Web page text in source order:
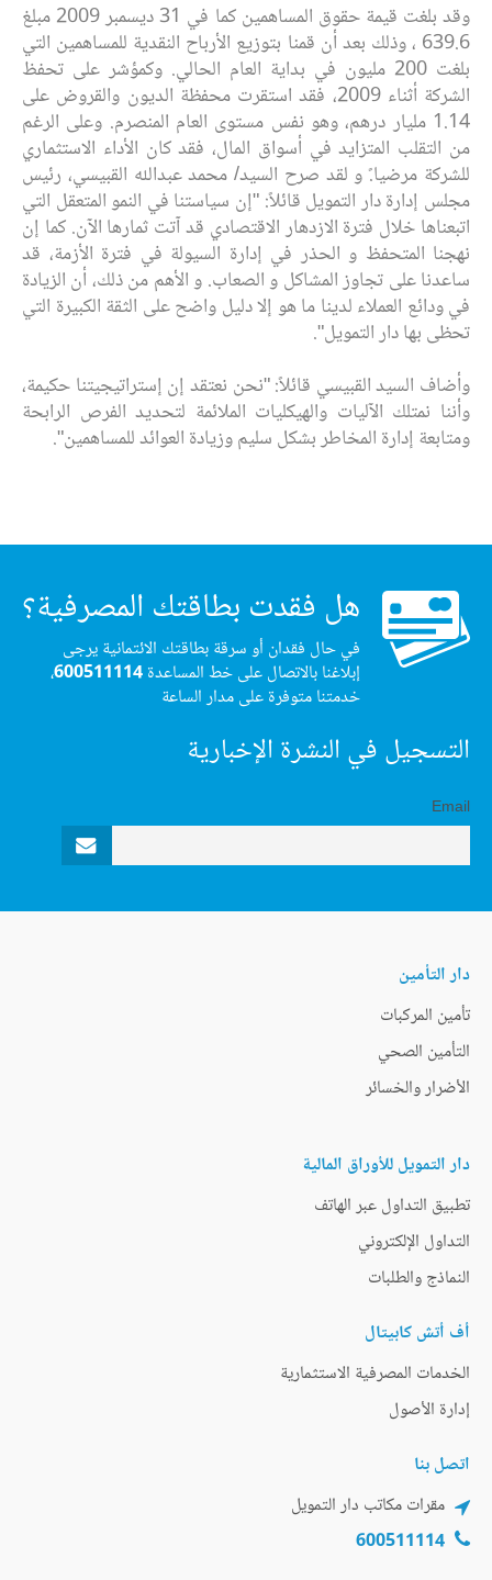
وقد بلغت قيمة حقوق المساهمين كما في 31 ديسمبر 2009 مبلغ
639.6 ، وذلك بعد أن قمنا بتوزيع ‏الأرباح النقدية للمساهمين التي
بلغت 200 مليون في بداية العام الحالي. وكمؤشر على تحفظ
الشركة أثناء ‏‏2009، فقد استقرت محفظة الديون والقروض على
1.14 مليار درهم، وهو نفس مستوى العام المنصرم. وعلى ‏الرغم
من التقلب المتزايد في أسواق المال، فقد كان الأداء الاستثماري
للشركة مرضيا.ً‏ و لقد صرح السيد/ محمد عبدالله القبيسي، رئيس
مجلس إدارة دار التمويل قائلاً: "إن سياستنا في النمو المتعقل ‏التي
اتبعناها خلال فترة الازدهار الاقتصادي قد آتت ثمارها الآن. كما إن
نهجنا المتحفظ و الحذر في إدارة ‏السيولة في فترة الأزمة، قد
ساعدنا على تجاوز المشاكل و الصعاب. و‎ ‎الأهم من ذلك، أن الزيادة
في ودائع ‏العملاء لدينا ما هو إلا دليل واضح على الثقة الكبيرة التي
تحظى بها دار التمويل".‏
وأضاف السيد القبيسي قائلاً: "نحن نعتقد إن إستراتيجيتنا حكيمة،
وأننا نمتلك الآليات والهيكليات الملائمة لتحديد ‏الفرص الرابحة
ومتابعة إدارة المخاطر بشكل سليم وزيادة العوائد للمساهمين".‏
هل فقدت بطاقتك المصرفية؟
في حال فقدان أو سرقة بطاقتك الائتمانية يرجى
إبلاغنا بالاتصال على خط المساعدة600511114،
خدمتنا متوفرة على مدار الساعة
التسجيل في النشرة الإخبارية
Email
دار التأمين
تأمين المركبات
التأمين الصحي
الأضرار والخسائر
دار التمويل للأوراق المالية
تطبيق التداول عبر الهاتف
التداول الإلكتروني
النماذج والطلبات
أف أتش كابيتال
الخدمات المصرفية الاستثمارية
إدارة الأصول
اتصل بنا
مقرات مكاتب دار التمويل
600511114